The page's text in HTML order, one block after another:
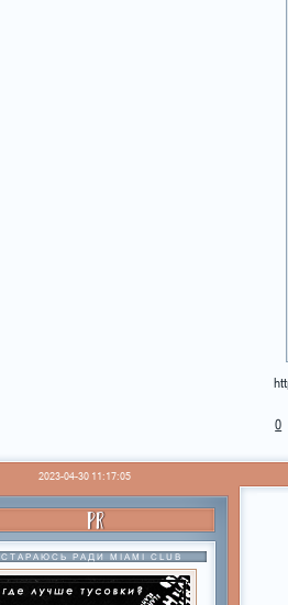
0
2023-04-30 11:17:05
PR
СТАРАЮСЬ РАДИ MIAMI CLUB